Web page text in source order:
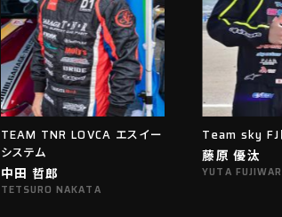
TEAM TNR LOVCA エスイー
システム
中田 哲郎
TETSURO NAKATA
Team sky FJ
藤原 優汰
YUTA